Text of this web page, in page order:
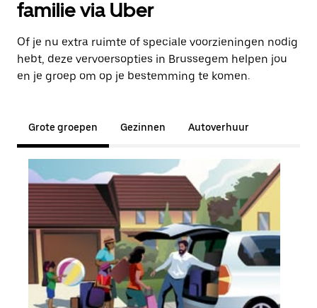
familie via Uber
Of je nu extra ruimte of speciale voorzieningen nodig
hebt, deze vervoersopties in Brussegem helpen jou
en je groep om op je bestemming te komen.
Grote groepen Gezinnen Autoverhuur